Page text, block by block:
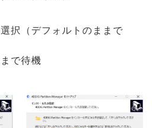
択（デフォルトのままで
で待機